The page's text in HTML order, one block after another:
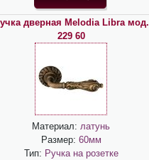
дверная Melodia Libra мод.
229 60
Материал: латунь
Размер: 60мм
Тип: Ручка на розетке